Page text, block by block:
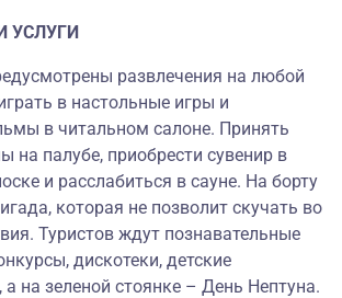
УСЛУГИ
развлечения на любой
в настольные игры и
в читальном салоне. Принять
на палубе, приобрести сувенир в
и расслабиться в сауне. На борту
которая не позволит скучать во
Туристов ждут познавательные
дискотеки, детские
на зеленой стоянке – День Нептуна.